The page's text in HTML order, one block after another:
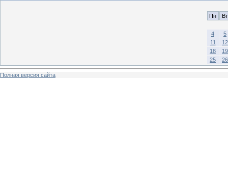
Пн Вт
4
5
11
12
18
19
25
26
Полная версия сайта